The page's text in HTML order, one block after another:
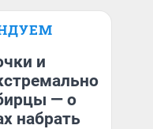
и
— о
набрать